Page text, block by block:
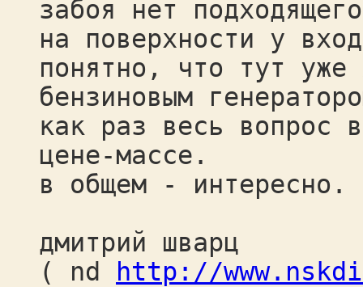
забоя нет
на поверхности у
понятно, что тут уже
бензиновым
как раз весь вопрос
цене-массе.
в общем - интересно.
дмитрий шварц
( nd
http://